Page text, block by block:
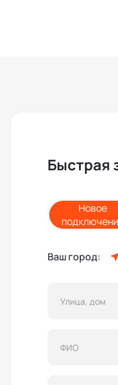
Быстрая
Новое
Ваш город: